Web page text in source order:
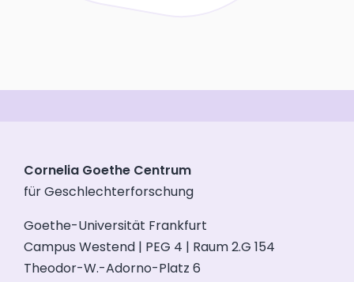
Cornelia Goethe Centrum
für Geschlechterforschung
Goethe-Universität Frankfurt
Campus Westend | PEG 4 | Raum 2.G 154
Theodor-W.-Adorno-Platz 6